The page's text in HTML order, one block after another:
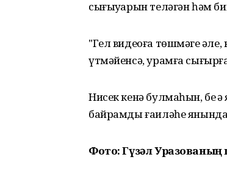
сығыуҙарын теләгән һәм
"Гел видеоға төшмәгеҙ
үтмәйенсә, урамға
Нисек кенә булмаһын, беҙ
байрамды ғаиләһе
Фото: Гүзәл